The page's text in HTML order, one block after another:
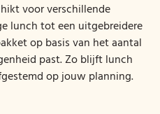
voor verschillende
lunch tot een uitgebreidere
op basis van het aantal
past. Zo blijft lunch
op jouw planning.